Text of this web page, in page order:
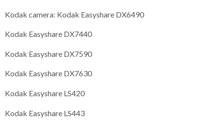
Kodak camera: Kodak Easyshare DX6490
Kodak Easyshare DX7440
Kodak Easyshare DX7590
Kodak Easyshare DX7630
Kodak Easyshare LS420
Kodak Easyshare LS443